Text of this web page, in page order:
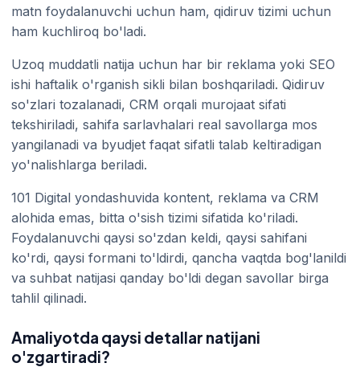
matn foydalanuvchi uchun ham, qidiruv tizimi uchun
ham kuchliroq bo'ladi.
Uzoq muddatli natija uchun har bir reklama yoki SEO
ishi haftalik o'rganish sikli bilan boshqariladi. Qidiruv
so'zlari tozalanadi, CRM orqali murojaat sifati
tekshiriladi, sahifa sarlavhalari real savollarga mos
yangilanadi va byudjet faqat sifatli talab keltiradigan
yo'nalishlarga beriladi.
101 Digital yondashuvida kontent, reklama va CRM
alohida emas, bitta o'sish tizimi sifatida ko'riladi.
Foydalanuvchi qaysi so'zdan keldi, qaysi sahifani
ko'rdi, qaysi formani to'ldirdi, qancha vaqtda bog'lanildi
va suhbat natijasi qanday bo'ldi degan savollar birga
tahlil qilinadi.
Amaliyotda qaysi detallar natijani
o'zgartiradi?